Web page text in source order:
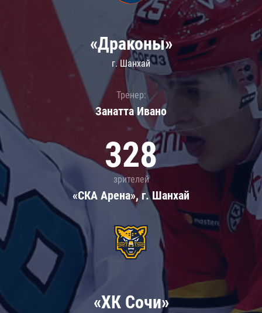
«Драконы»
г. Шанхай
Тренер:
Занатта Иванo
328
зрителей
«СКА Арена», г. Шанхай
«ХК Сочи»